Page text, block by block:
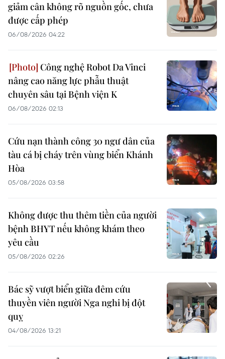
giảm cân không rõ nguồn gốc, chưa
được cấp phép
06/08/2026 04:22
Công nghệ Robot Da Vinci
nâng cao năng lực phẫu thuật
chuyên sâu tại Bệnh viện K
06/08/2026 02:13
Cứu nạn thành công 30 ngư dân của
tàu cá bị cháy trên vùng biển Khánh
Hòa
05/08/2026 03:58
Không được thu thêm tiền của người
bệnh BHYT nếu không khám theo
yêu cầu
05/08/2026 02:26
Bác sỹ vượt biển giữa đêm cứu
thuyền viên người Nga nghi bị đột
quỵ
04/08/2026 13:21